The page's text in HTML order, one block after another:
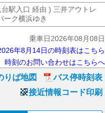
台駅入口 経由 ) 三井アウトレ
ーク横浜ゆき
乗車日2026年08月08日
年8月14日の時刻表はこちら
時刻のお問い合わせはこちらへ
りば地図
バス停時刻表
接近情報コード印刷